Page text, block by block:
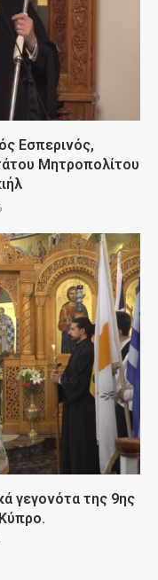
Εσπερινός,
Μητροπολίτου
γεγονότα της 9ης